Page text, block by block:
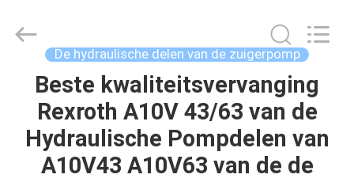
HUIS
PRODUCTEN
Fluid
Power
De hydraulische delen van de zuigerpomp
Beste kwaliteitsvervanging
Rexroth A10V 43/63 van de
Hydraulische Pompdelen van
A10V43 A10V63 van de de